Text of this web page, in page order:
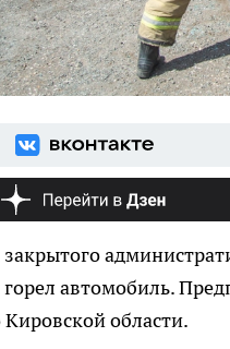
автомобиль.
области.